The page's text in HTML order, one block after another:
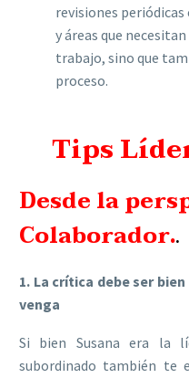
revisiones
y áreas que
trabajo, sino que
proceso.
Tips
Desde la
Colaborador..
1. La crítica debe ser
venga
Si bien Susana era la
subordinado también te